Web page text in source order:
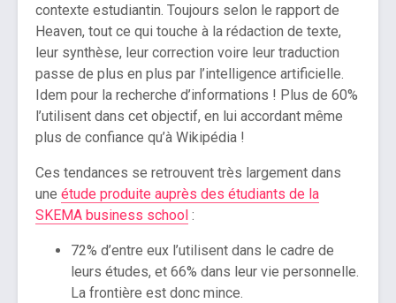
contexte estudiantin. Toujours selon le rapport de
Heaven, tout ce qui touche à la rédaction de texte,
leur synthèse, leur correction voire leur traduction
passe de plus en plus par l’intelligence artificielle.
Idem pour la recherche d’informations ! Plus de 60%
l’utilisent dans cet objectif, en lui accordant même
plus de confiance qu’à Wikipédia !
Ces tendances se retrouvent très largement dans
une étude produite auprès des étudiants de la
SKEMA business school :
72% d’entre eux l’utilisent dans le cadre de
leurs études, et 66% dans leur vie personnelle.
La frontière est donc mince.